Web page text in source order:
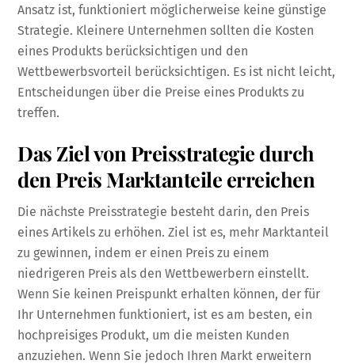
Ansatz ist, funktioniert möglicherweise keine günstige
Strategie. Kleinere Unternehmen sollten die Kosten
eines Produkts berücksichtigen und den
Wettbewerbsvorteil berücksichtigen. Es ist nicht leicht,
Entscheidungen über die Preise eines Produkts zu
treffen.
Das Ziel von Preisstrategie durch
den Preis Marktanteile erreichen
Die nächste Preisstrategie besteht darin, den Preis
eines Artikels zu erhöhen. Ziel ist es, mehr Marktanteil
zu gewinnen, indem er einen Preis zu einem
niedrigeren Preis als den Wettbewerbern einstellt.
Wenn Sie keinen Preispunkt erhalten können, der für
Ihr Unternehmen funktioniert, ist es am besten, ein
hochpreisiges Produkt, um die meisten Kunden
anzuziehen. Wenn Sie jedoch Ihren Markt erweitern